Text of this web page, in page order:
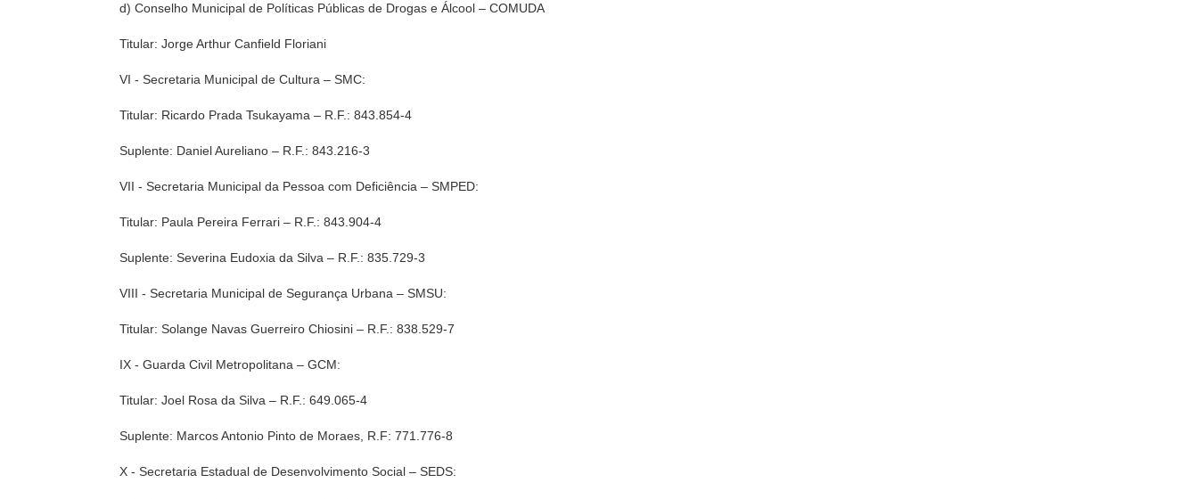
d) Conselho Municipal de Políticas Públicas de Drogas e Álcool – COMUDA
Titular: Jorge Arthur Canfield Floriani
VI - Secretaria Municipal de Cultura – SMC:
Titular: Ricardo Prada Tsukayama – R.F.: 843.854-4
Suplente: Daniel Aureliano – R.F.: 843.216-3
VII - Secretaria Municipal da Pessoa com Deficiência – SMPED:
Titular: Paula Pereira Ferrari – R.F.: 843.904-4
Suplente: Severina Eudoxia da Silva – R.F.: 835.729-3
VIII - Secretaria Municipal de Segurança Urbana – SMSU:
Titular: Solange Navas Guerreiro Chiosini – R.F.: 838.529-7
IX - Guarda Civil Metropolitana – GCM:
Titular: Joel Rosa da Silva – R.F.: 649.065-4
Suplente: Marcos Antonio Pinto de Moraes, R.F: 771.776-8
X - Secretaria Estadual de Desenvolvimento Social – SEDS: